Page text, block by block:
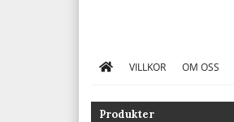
VILLKOR OM OSS
Produkter